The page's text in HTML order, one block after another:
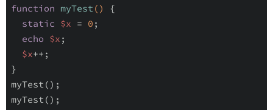
function myTest ()
{
static $x = 0 ;
echo $x ;
$x++;
}
myTest();
myTest();